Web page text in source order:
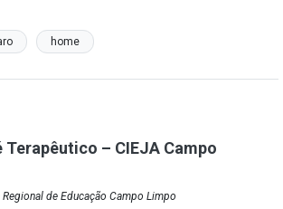
home
– CIEJA Campo
de Educação Campo Limpo